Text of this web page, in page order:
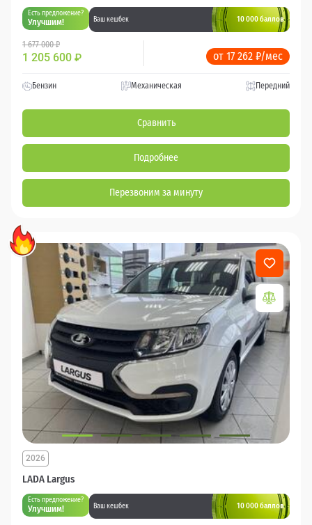
Есть предложение?
Улучшим! Ваш кешбек 10 000 баллов
1 677 000 ₽
1 205 600 ₽ от 17 262 ₽/мес
Бензин Механическая Передний
Сравнить
Подробнее
Перезвоним за минуту
LADA Largus
2026
Есть предложение?
Улучшим! Ваш кешбек 10 000 баллов